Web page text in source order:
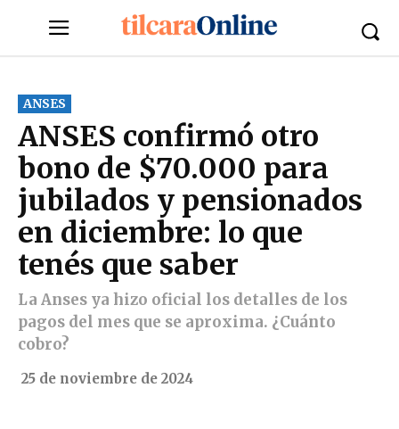
ANSES
ANSES confirmó otro
bono de $70.000 para
jubilados y pensionados
en diciembre: lo que
tenés que saber
La Anses ya hizo oficial los detalles de los
pagos del mes que se aproxima. ¿Cuánto
cobro?
25 de noviembre de 2024